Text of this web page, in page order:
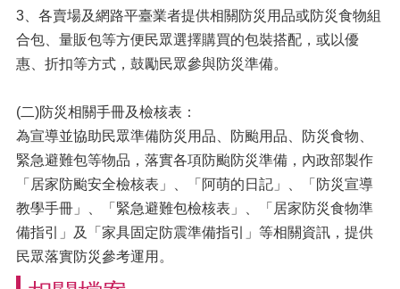
3、各賣場及網路平臺業者提供相關防災用品或防災食物組
合包、量販包等方便民眾選擇購買的包裝搭配，或以優
惠、折扣等方式，鼓勵民眾參與防災準備。
(二)防災相關手冊及檢核表：
為宣導並協助民眾準備防災用品、防颱用品、防災食物、
緊急避難包等物品，落實各項防颱防災準備，內政部製作
「居家防颱安全檢核表」、「阿萌的日記」、「防災宣導
教學手冊」、「緊急避難包檢核表」、「居家防災食物準
備指引」及「家具固定防震準備指引」等相關資訊，提供
民眾落實防災參考運用。